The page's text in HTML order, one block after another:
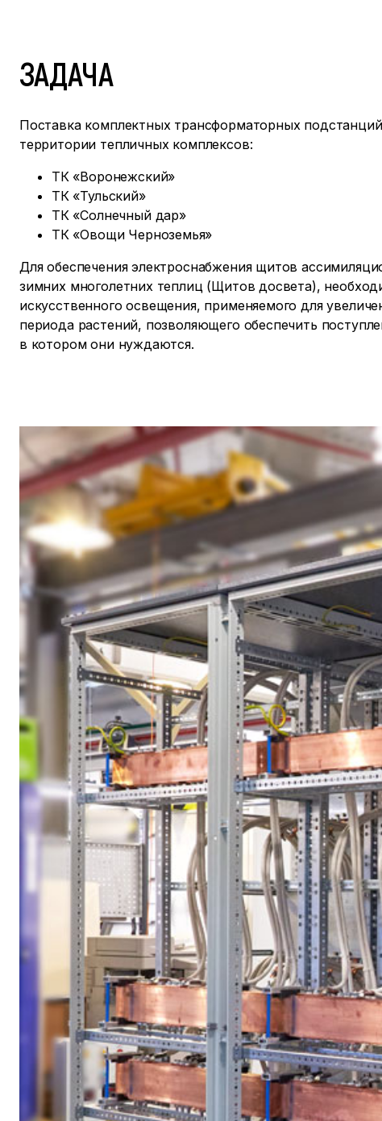
ЗАДАЧА
Поставка комплектных трансформаторных
территории тепличных комплексов:
ТК «Воронежский»
ТК «Тульский»
ТК «Солнечный дар»
ТК «Овощи Черноземья»
Для обеспечения электроснабжения щитов
зимних многолетних теплиц (Щитов досвета),
искусственного освещения, применяемого для
периода растений, позволяющего обеспечить
в котором они нуждаются.